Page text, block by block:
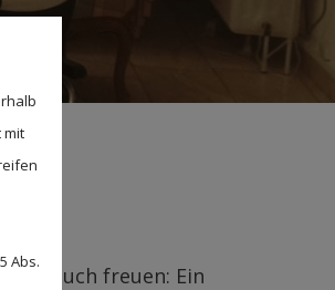
Besuch freuen: Ein
mit
Abs.